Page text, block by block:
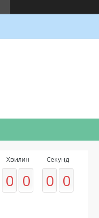
Хвилин
0 0
Секунд
0 0